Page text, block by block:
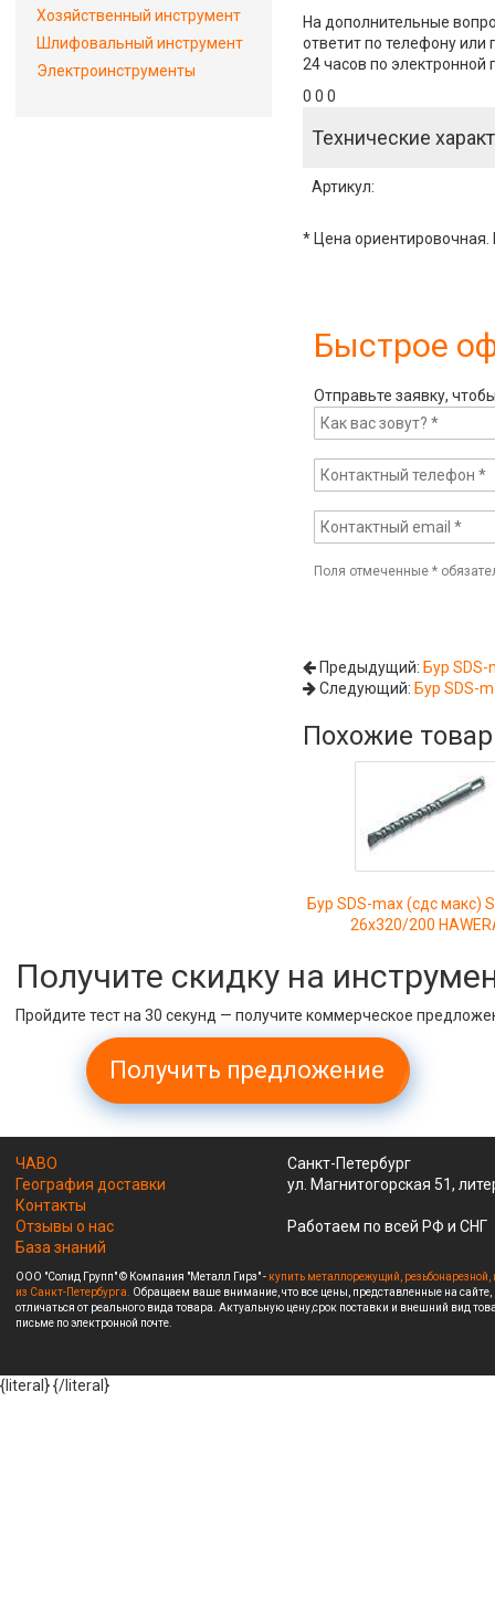
На дополнительные
ответит по телефону или
24 часов по электронной
0 0 0
Технические
Артикул:
* Цена ориентировочная.
Быстрое
Отправьте заявку,
Поля отмеченные*
Предыдущий: Бур
Следующий: Бур SDS-
Похожие
Бур SDS-max (сдс макс)
26х320/200
Хозяйственный инструмент
Шлифовальный инструмент
Электроинструменты
Получите скидку на
Пройдите тест на 30 секунд — получите коммерческое
Получить предложение
ЧАВО
География доставки
Контакты
Отзывы о нас
База знаний
Санкт-Петербург
ул. Магнитогорская 51,
Работаем по всей РФ и СНГ
ООО "Солид Групп" © Компания "Металл Гирз" - купить металлорежущий,
из Санкт-Петербурга. Обращаем ваше внимание, что все цены, представленные на
отличаться от реального вида товара. Актуальную цену,срок поставки и внешний вид
письме по электронной почте.
{literal}{/literal}